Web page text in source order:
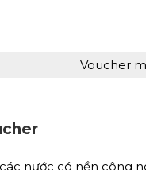
Voucher
nước có nền công